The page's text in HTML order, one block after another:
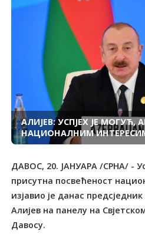
АЛИЈЕВ: УСПЈЕХ ЈЕ МОГУЋ,
НАЦИОНАЛНИМ
ДАВОС, 20. ЈАНУАРА /СРНА/ -
присутна посвећеност
изјавио је данас
Алијев на панелу на
Давосу.